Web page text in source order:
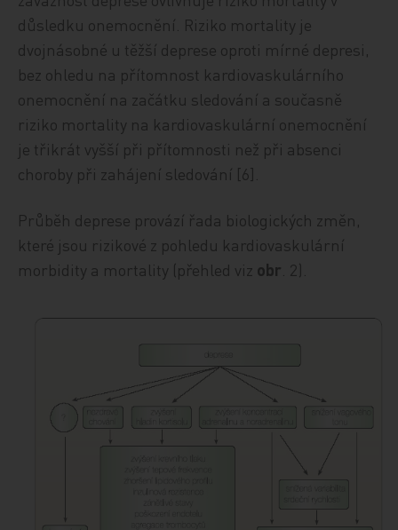
důsledku onemocnění. Riziko mortality je
dvojnásobné u těžší deprese oproti mírné depresi,
bez ohledu na přítomnost kardiovaskulárního
onemocnění na začátku sledování a současně
riziko mortality na kardiovaskulární onemocnění
je třikrát vyšší při přítomnosti než při absenci
choroby při zahájení sledování [6].
Průběh deprese provází řada biologických změn,
které jsou rizikové z pohledu kardiovaskulární
morbidity a mortality (přehled viz obr . 2).